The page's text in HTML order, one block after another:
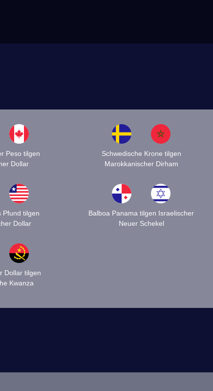
Peso tilgen
Dollar
Schwedische Krone tilgen
Marokkanischer Dirham
Pfund tilgen
Dollar
Balboa Panama tilgen Israelischer
Neuer Schekel
Dollar tilgen
Kwanza